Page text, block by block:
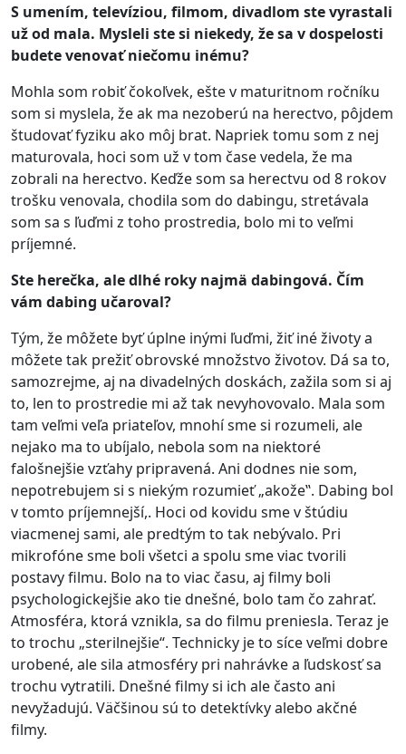
S umením, televíziou, filmom, divadlom ste vyrastali
už od mala. Mysleli ste si niekedy, že sa v dospelosti
budete venovať niečomu inému?
Mohla som robiť čokoľvek, ešte v maturitnom ročníku
som si myslela, že ak ma nezoberú na herectvo, pôjdem
študovať fyziku ako môj brat. Napriek tomu som z nej
maturovala, hoci som už v tom čase vedela, že ma
zobrali na herectvo. Keďže som sa herectvu od 8 rokov
trošku venovala, chodila som do dabingu, stretávala
som sa s ľuďmi z toho prostredia, bolo mi to veľmi
príjemné.
Ste herečka, ale dlhé roky najmä dabingová. Čím
vám dabing učaroval?
Tým, že môžete byť úplne inými ľuďmi, žiť iné životy a
môžete tak prežiť obrovské množstvo životov. Dá sa to,
samozrejme, aj na divadelných doskách, zažila som si aj
to, len to prostredie mi až tak nevyhovovalo. Mala som
tam veľmi veľa priateľov, mnohí sme si rozumeli, ale
nejako ma to ubíjalo, nebola som na niektoré
falošnejšie vzťahy pripravená. Ani dodnes nie som,
nepotrebujem si s niekým rozumieť „akože‟. Dabing bol
v tomto príjemnejší,. Hoci od kovidu sme v štúdiu
viacmenej sami, ale predtým to tak nebývalo. Pri
mikrofóne sme boli všetci a spolu sme viac tvorili
postavy filmu. Bolo na to viac času, aj filmy boli
psychologickejšie ako tie dnešné, bolo tam čo zahrať.
Atmosféra, ktorá vznikla, sa do filmu preniesla. Teraz je
to trochu „sterilnejšie“. Technicky je to síce veľmi dobre
urobené, ale sila atmosféry pri nahrávke a ľudskosť sa
trochu vytratili. Dnešné filmy si ich ale často ani
nevyžadujú. Väčšinou sú to detektívky alebo akčné
filmy.